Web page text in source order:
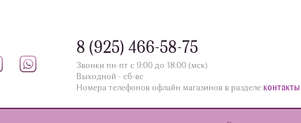
8 (925) 466-58-75
Звонки пн-пт с 9:00 до 18:00 (мск)
Выходной - сб-вс
Номера телефонов офлайн магазинов в разделе контакты